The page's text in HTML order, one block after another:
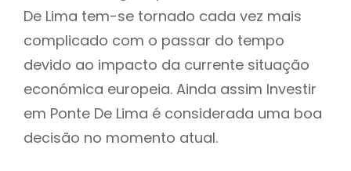
De Lima tem-se tornado cada vez mais
complicado com o passar do tempo
devido ao impacto da currente situação
económica europeia. Ainda assim Investir
em Ponte De Lima é considerada uma boa
decisão no momento atual.